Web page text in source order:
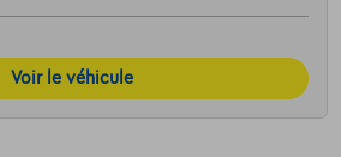
Voir le véhicule